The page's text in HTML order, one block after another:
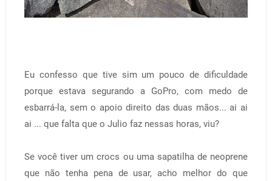
Eu confesso que tive sim um pouco de dificuldade
porque estava segurando a GoPro, com medo de
esbarrá-la, sem o apoio direito das duas mãos... ai ai
ai ... que falta que o Julio faz nessas horas, viu?
Se você tiver um crocs ou uma sapatilha de neoprene
que não tenha pena de usar, acho melhor do que